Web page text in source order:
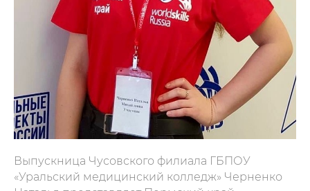
Выпускница Чусовского филиала ГБПОУ
«Уральский медицинский колледж» Черненко